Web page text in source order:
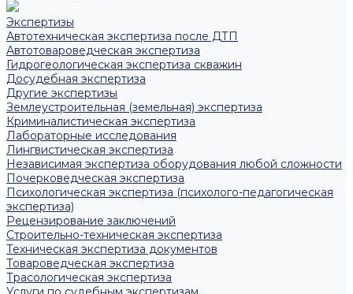
Экспертизы
Автотехническая экспертиза после ДТП
Автотовароведческая экспертиза
Гидрогеологическая экспертиза скважин
Досудебная экспертиза
Другие экспертизы
Землеустроительная (земельная) экспертиза
Криминалистическая экспертиза
Лабораторные исследования
Лингвистическая экспертиза
Независимая экспертиза оборудования любой сложности
Почерковедческая экспертиза
Психологическая экспертиза (психолого-педагогическая
экспертиза)
Рецензирование заключений
Строительно-техническая экспертиза
Техническая экспертиза документов
Товароведческая экспертиза
Трасологическая экспертиза